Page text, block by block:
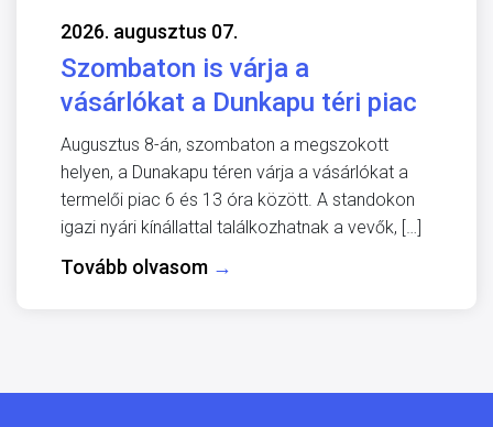
2026. augusztus 07.
Szombaton is várja a
vásárlókat a Dunkapu téri piac
Augusztus 8-án, szombaton a megszokott
helyen, a Dunakapu téren várja a vásárlókat a
termelői piac 6 és 13 óra között. A standokon
igazi nyári kínállattal találkozhatnak a vevők, […]
Tovább olvasom →